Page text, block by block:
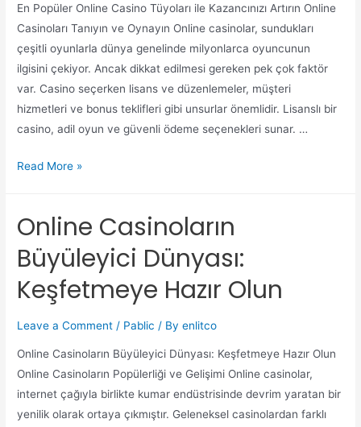
En Popüler Online Casino Tüyoları ile Kazancınızı Artırın Online
Casinoları Tanıyın ve Oynayın Online casinolar, sundukları
çeşitli oyunlarla dünya genelinde milyonlarca oyuncunun
ilgisini çekiyor. Ancak dikkat edilmesi gereken pek çok faktör
var. Casino seçerken lisans ve düzenlemeler, müşteri
hizmetleri ve bonus teklifleri gibi unsurlar önemlidir. Lisanslı bir
casino, adil oyun ve güvenli ödeme seçenekleri sunar. …
Read More »
Online Casinoların
Büyüleyici Dünyası:
Keşfetmeye Hazır Olun
Leave a Comment / Pablic / Byenlitco
Online Casinoların Büyüleyici Dünyası: Keşfetmeye Hazır Olun
Online Casinoların Popülerliği ve Gelişimi Online casinolar,
internet çağıyla birlikte kumar endüstrisinde devrim yaratan bir
yenilik olarak ortaya çıkmıştır. Geleneksel casinolardan farklı